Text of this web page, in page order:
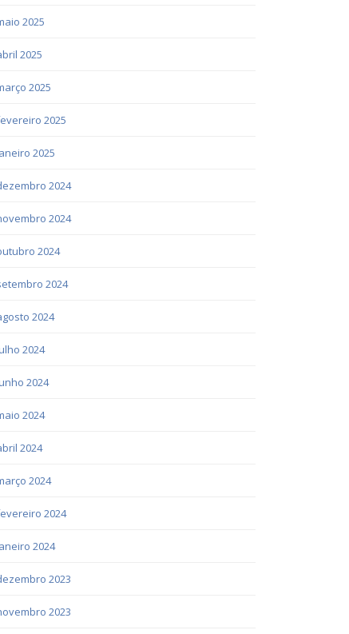
2025
2025
2025
2025
2025
2024
2024
2024
2024
2024
2024
2024
2024
2024
2024
2024
2024
2023
2023